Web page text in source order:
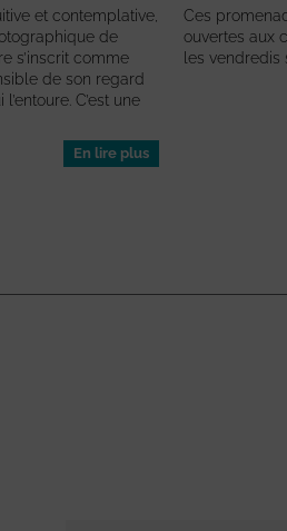
et contemplative,
de
s’inscrit comme
de son regard
C’est une
En lire plus
Ces
ouvertes aux
les vendredis